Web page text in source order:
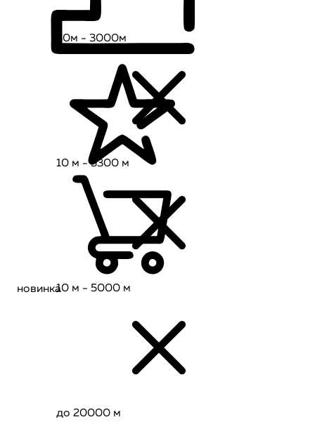
новинка
30м - 3000м
10 м - 3300 м
10 м - 5000 м
до 20000 м